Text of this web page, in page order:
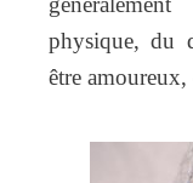
physique, du
être